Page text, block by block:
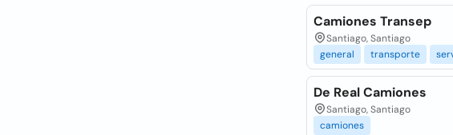
Camiones Transep
Santiago, Santiago
general
transporte
De Real Camiones
Santiago, Santiago
camiones